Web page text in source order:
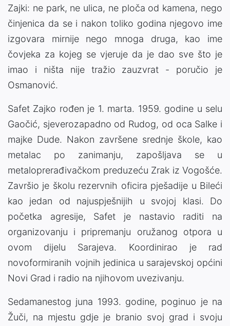
Zajki: ne park, ne ulica, ne ploča od kamena, nego
činjenica da se i nakon toliko godina njegovo ime
izgovara mirnije nego mnoga druga, kao ime
čovjeka za kojeg se vjeruje da je dao sve što je
imao i ništa nije tražio zauzvrat - poručio je
Osmanović.
Safet Zajko rođen je 1. marta. 1959. godine u selu
Gaočić, sjeverozapadno od Rudog, od oca Salke i
majke Dude. Nakon završene srednje škole, kao
metalac po zanimanju, zapošljava se u
metaloprerađivačkom preduzeću Zrak iz Vogošće.
Završio je školu rezervnih oficira pješadije u Bileći
kao jedan od najuspješnijih u svojoj klasi. Do
početka agresije, Safet je nastavio raditi na
organizovanju i pripremanju oružanog otpora u
ovom dijelu Sarajeva. Koordinirao je rad
novoformiranih vojnih jedinica u sarajevskoj općini
Novi Grad i radio na njihovom uvezivanju.
Sedamanestog juna 1993. godine, poginuo je na
Žuči, na mjestu gdje je branio svoj grad i svoju